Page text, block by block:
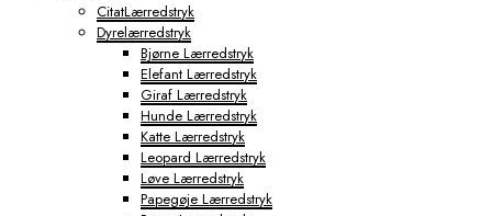
CitatLærredstryk
Dyrelærredstryk
Bjørne Lærredstryk
Elefant Lærredstryk
Giraf Lærredstryk
Hunde Lærredstryk
Katte Lærredstryk
Leopard Lærredstryk
Løve Lærredstryk
Papegøje Lærredstryk